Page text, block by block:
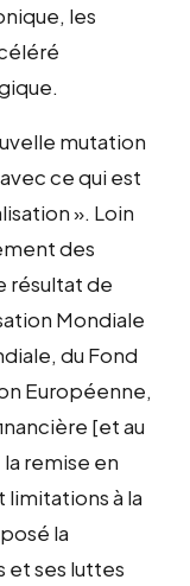
les
mutation
ce qui est
». Loin
des
résultat de
Mondiale
du Fond
Européenne,
[et au
remise en
limitations à la
la
et ses luttes